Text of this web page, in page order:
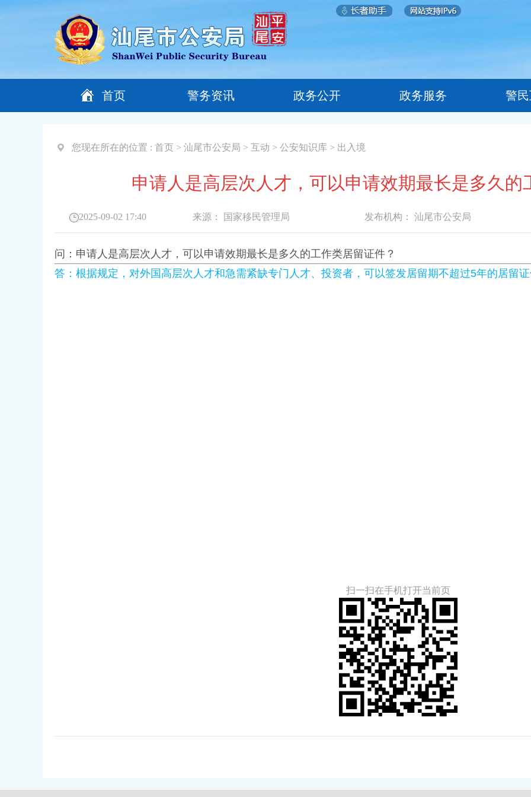
首页 警务资讯 政务公开 政务服务 警
您现在所在的位置 : 首页 > 汕尾市公安局 > 互动 > 公安知识库 > 出入境
申请人是高层次人才，可以申请效期最长是多久的
2025-09-02 17:40 来源： 国家移民管理局 发布机构： 汕尾市公安局
问：申请人是高层次人才，可以申请效期最长是多久的工作类居留证件？
答：根据规定，对外国高层次人才和急需紧缺专门人才、投资者，可以签发居留期不超过5年的居留
扫一扫在手机打开当前页